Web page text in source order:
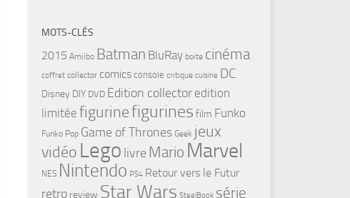
MOTS-CLÉS
2015 Amiibo Batman BluRay boite cinéma
coffret collector comics console critique cuisine DC
Disney DIY DVD Edition collector edition
limitée figurinefigurines film Funko
Funko Pop Game of Thrones Geek jeux
vidéo Lego livre Mario Marvel
NES Nintendo PS4 Retour vers le Futur
retro review Star Wars SteelBook série